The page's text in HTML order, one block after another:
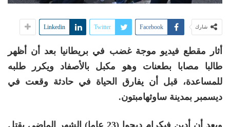
شارك Facebook
Twitter
Linkedin
أثار مقطع فيديو موجة غضب في بريطانيا بعد أن أظهر
طالبا مصابا بطعنات وهو مكبل بالأصفاد ويكرر طلبه
للمساعدة، قبل أن يفارق الحياة في حادثة وقعت في
ديسمبر بمدينة ساوثهامبتون.
وبعد أن أدين فيكرام ديجوا (23 عاما) الشهر الماضي بقتل